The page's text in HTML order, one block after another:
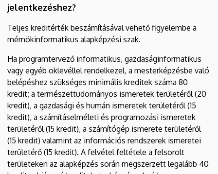
jelentkezéshez?
Teljes kreditérték beszámításával vehető figyelembe a
mérnökinformatikus alapképzési szak.
Ha programtervező informatikus, gazdaságinformatikus
vagy egyéb oklevéllel rendelkezel, a mesterképzésbe való
belépéshez szükséges minimális kreditek száma 80
kredit; a természettudományos ismeretek területéről (20
kredit), a gazdasági és humán ismeretek területéről (15
kredit), a számításelméleti és programozási ismeretek
területéről (15 kredit), a számítógép ismerete területéről
(15 kredit) valamint az információs rendszerek ismeretei
területérő (15 kredit). A felvétel feltétele a felsorolt
területeken az alapképzés során megszerzett legalább 40